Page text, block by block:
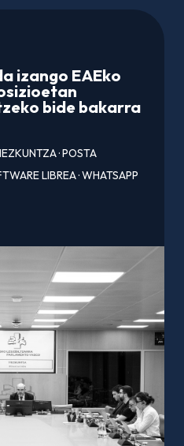
izango EAEko
bide bakarra
·POSTA
LIBREA·WHATSAPP